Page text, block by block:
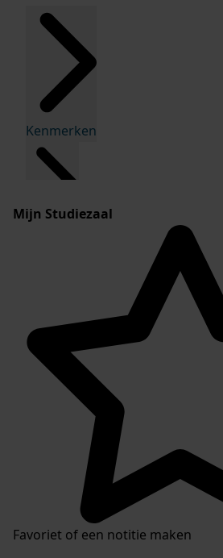
Kenmerken
Mijn Studiezaal
Favoriet of een notitie maken